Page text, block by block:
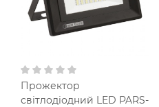
Прожектор
світлодіодний LED PARS-